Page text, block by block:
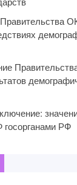
госорганами РФ